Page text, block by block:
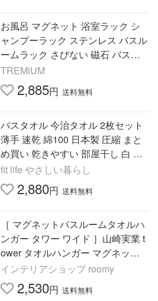
お風呂 マグネット 浴室ラック シ
ャンプーラック ステンレス バスル
ームラック さびない 磁石 バスケ
ット 収納 (M)
TREMiUM
2,885円 送料無料
バスタオル 今治タオル 2枚セット
薄手 速乾 綿100 日本製 圧縮 まと
め買い 乾きやすい 部屋干し 白 く
すみカラー シンプル おしゃれ 収
納 ポイント利用
fit life やさしい暮らし
2,880円 送料無料
［ マグネットバスルームタオルハ
ンガー タワー ワイド ］山崎実業 t
ower タオルハンガー マグネット
磁石 yamazaki 公式 ブラック ホワ
イト 4596 4597
インテリアショップ roomy
2,530円 送料無料